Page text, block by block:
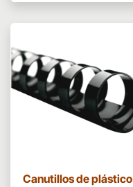
Canutillos de plástico